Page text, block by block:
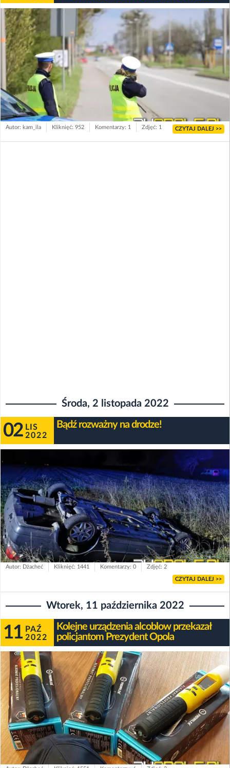
Autor: kam_ila Kliknięć: 952 Komentarzy: 1 Zdjęć: 1 CZYTAJ DALEJ >>
Środa, 2 listopada 2022
02 LIS
2022
Bądź rozważny na drodze!
Autor: Dżacheć Kliknięć: 1441 Komentarzy: 0 Zdjęć: 2
CZYTAJ DALEJ >>
Wtorek, 11 października 2022
11 PAŹ
2022
Kolejne urządzenia alcoblow przekazał
policjantom Prezydent Opola